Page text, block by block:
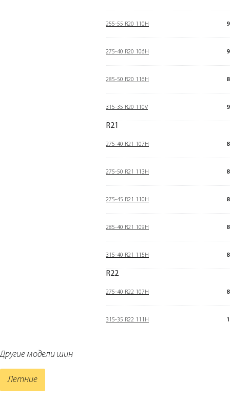
255-55 R20 110H
275-40 R20 106H
285-50 R20 116H
315-35 R20 110V
R21
275-40 R21 107H
275-50 R21 113H
275-45 R21 110H
285-40 R21 109H
315-40 R21 115H
R22
275-40 R22 107H
315-35 R22 111H
Другие модели шин
Летние